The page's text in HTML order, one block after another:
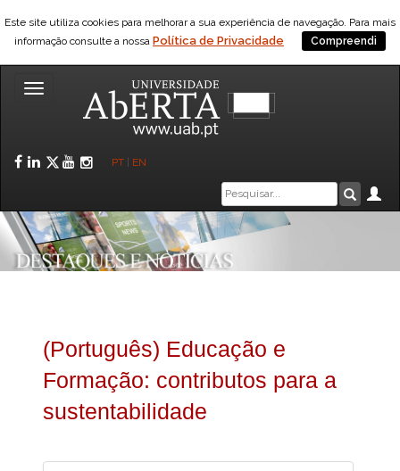
Este site utiliza cookies para melhorar a sua experiência de navegação. Para mais
informação consulte a nossa Política de Privacidade Compreendi
Toggle
Facebook
LinkedIn
Twitter
YouTube
Instagram
PT EN
Caixa
de
pesquisa
(Português) Educação e
Formação: contributos para a
sustentabilidade